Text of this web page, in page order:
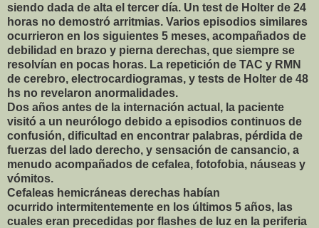
siendo dada de alta el tercer día. Un test de Holter de 24
horas no demostró arritmias. Varios episodios similares
ocurrieron en los siguientes 5 meses, acompañados de
debilidad en brazo y pierna derechas, que siempre se
resolvían en pocas horas. La repetición de TAC y RMN
de cerebro, electrocardiogramas, y tests de Holter de 48
hs no revelaron anormalidades.
Dos años antes de la internación actual, la paciente
visitó a un neurólogo debido a episodios continuos de
confusión, dificultad en encontrar palabras, pérdida de
fuerzas del lado derecho, y sensación de cansancio, a
menudo acompañados de cefalea, fotofobia, náuseas y
vómitos.
Cefaleas hemicráneas derechas habían
ocurrido intermitentemente en los últimos 5 años, las
cuales eran precedidas por flashes de luz en la periferia